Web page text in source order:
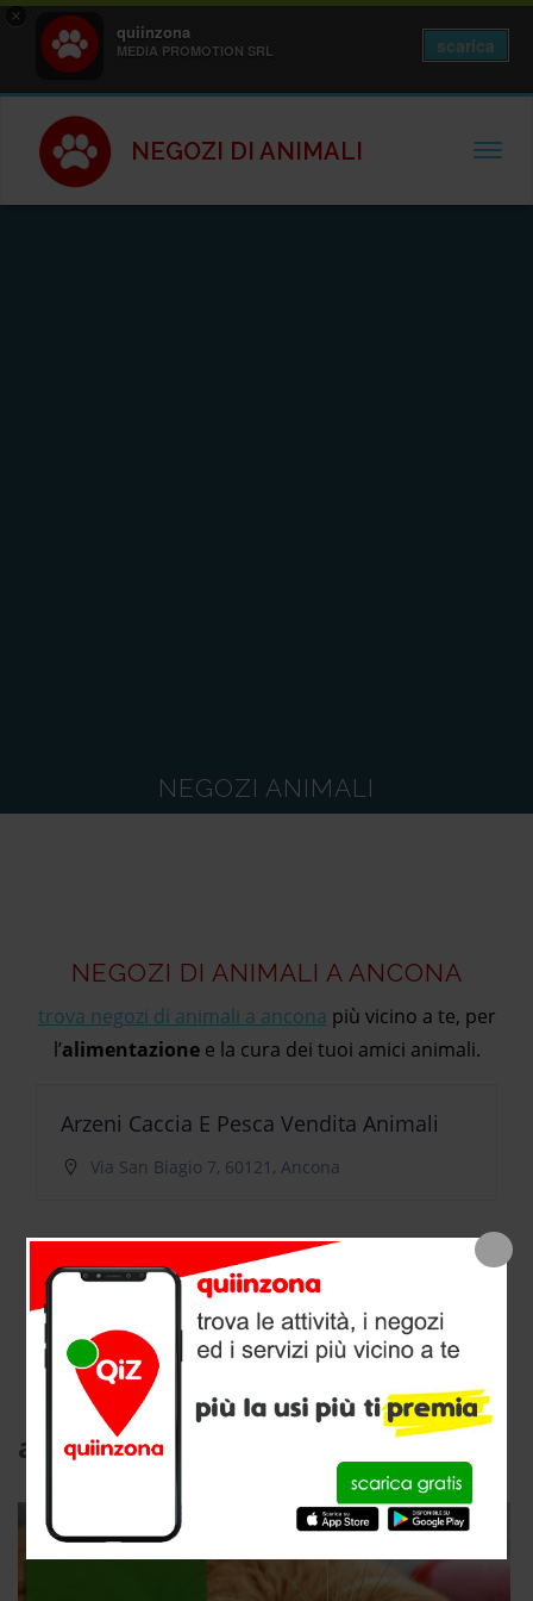
×
quiinzona
MEDIA PROMOTION SRL scarica
NEGOZI DI ANIMALI
NEGOZI ANIMALI
NEGOZI DI ANIMALI A ANCONA
trova negozi di animali a ancona più vicino a te, per
l’alimentazionee la cura dei tuoi amici animali.
Arzeni Caccia E Pesca Vendita Animali
Via San Biagio 7, 60121, Ancona
Planetfish Di Tiberii Alessio
Via Alcide De Gasperi 17, 60125, Ancona
articoli